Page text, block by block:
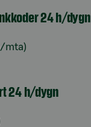
24 h/dygn
mta)
24 h/dygn